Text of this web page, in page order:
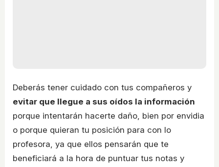
Deberás tener cuidado con tus compañeros y
evitar que llegue a sus oídos la información
porque intentarán hacerte daño, bien por envidia
o porque quieran tu posición para con lo
profesora, ya que ellos pensarán que te
beneficiará a la hora de puntuar tus notas y